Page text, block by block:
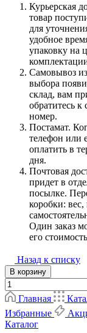
Курьерская
товар
для
удобное
упаковку на
Самовывоз
выбора
склад, вам
обратитесь к
номер.
Постамат.
телефон или
оплатить в
дня.
Почтовая
придет в
посылке.
коробки:
Один заказ
его
Назад к списку
В корзину
Главная
Избранные
Каталог